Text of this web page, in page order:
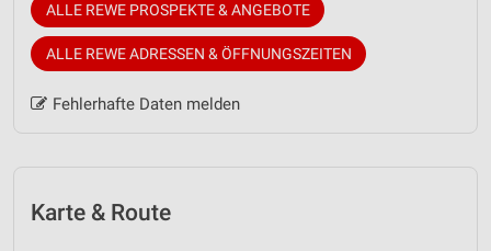
ALLE REWE PROSPEKTE & ANGEBOTE
ALLE REWE ADRESSEN & ÖFFNUNGSZEITEN
Fehlerhafte Daten melden
Karte & Route